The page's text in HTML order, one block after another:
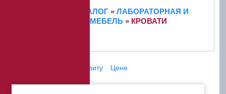
КАТАЛОГ » ЛАБОРАТОРНАЯ И
МЕДИЦИНСКАЯ МЕБЕЛЬ » КРОВАТИ
Алфавиту Цене